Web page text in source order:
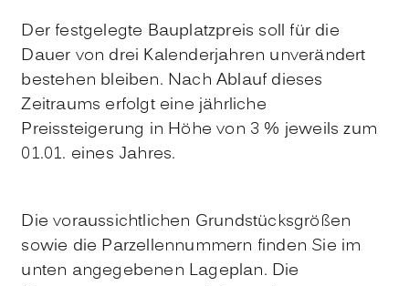
Der festgelegte Bauplatzpreis soll für die
Dauer von drei Kalenderjahren unverändert
bestehen bleiben. Nach Ablauf dieses
Zeitraums erfolgt eine jährliche
Preissteigerung in Höhe von 3 % jeweils zum
01.01. eines Jahres.
Die voraussichtlichen Grundstücksgrößen
sowie die Parzellennummern finden Sie im
unten angegebenen Lageplan. Die